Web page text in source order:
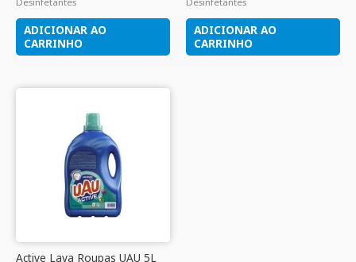
ADICIONAR AO
CARRINHO
ADICIONAR AO
CARRINHO
Active Lava Roupas UAU 5L